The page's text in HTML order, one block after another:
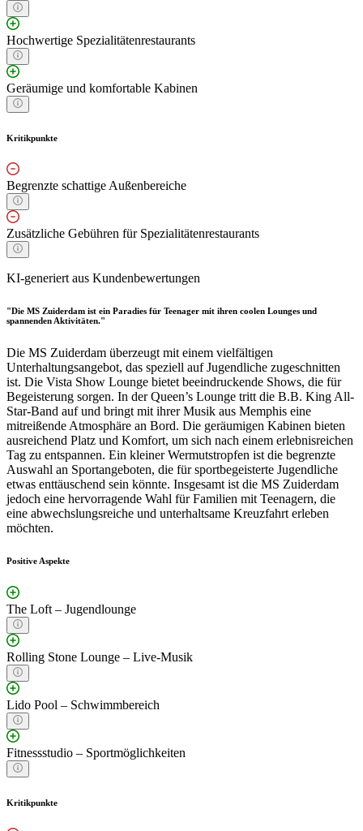
Hochwertige Spezialitätenrestaurants
Geräumige und komfortable Kabinen
Kritikpunkte
Begrenzte schattige Außenbereiche
Zusätzliche Gebühren für Spezialitätenrestaurants
KI-generiert aus Kundenbewertungen
"Die MS Zuiderdam ist ein Paradies für Teenager mit ihren coolen Lounges und
spannenden Aktivitäten."
Die MS Zuiderdam überzeugt mit einem vielfältigen
Unterhaltungsangebot, das speziell auf Jugendliche zugeschnitten
ist. Die Vista Show Lounge bietet beeindruckende Shows, die für
Begeisterung sorgen. In der Queen’s Lounge tritt die B.B. King All-
Star-Band auf und bringt mit ihrer Musik aus Memphis eine
mitreißende Atmosphäre an Bord. Die geräumigen Kabinen bieten
ausreichend Platz und Komfort, um sich nach einem erlebnisreichen
Tag zu entspannen. Ein kleiner Wermutstropfen ist die begrenzte
Auswahl an Sportangeboten, die für sportbegeisterte Jugendliche
etwas enttäuschend sein könnte. Insgesamt ist die MS Zuiderdam
jedoch eine hervorragende Wahl für Familien mit Teenagern, die
eine abwechslungsreiche und unterhaltsame Kreuzfahrt erleben
möchten.
Positive Aspekte
The Loft – Jugendlounge
Rolling Stone Lounge – Live-Musik
Lido Pool – Schwimmbereich
Fitnessstudio – Sportmöglichkeiten
Kritikpunkte